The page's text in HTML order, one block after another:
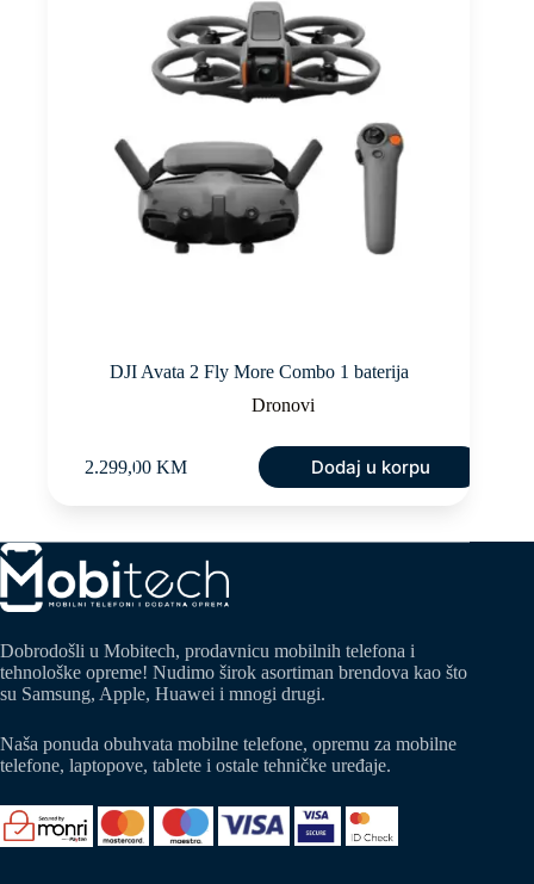
DJI Avata 2 Fly More Combo 1 baterija
Dronovi
2.299,00 KM Dodaj u korpu
Dobrodošli u Mobitech, prodavnicu mobilnih telefona i
tehnološke opreme! Nudimo širok asortiman brendova kao što
su Samsung, Apple, Huawei i mnogi drugi.
Naša ponuda obuhvata mobilne telefone, opremu za mobilne
telefone, laptopove, tablete i ostale tehničke uređaje.